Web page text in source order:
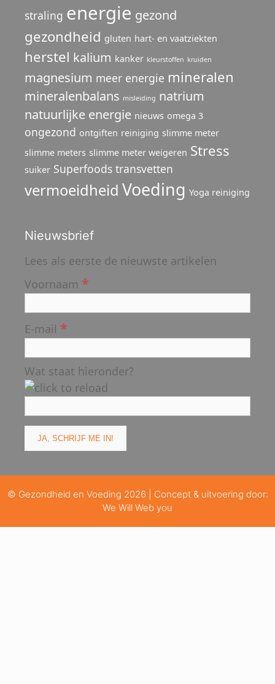
straling energie gezond
gezondheid gluten hart- en vaatziekten
herstel kalium kanker kleurstoffen kruiden
magnesium meer energie mineralen
mineralenbalans misleiding natrium
natuurlijke energie nieuws omega 3
ongezond ontgiften reiniging slimme meter
slimme meters slimme meter weigeren Stress
suiker Superfoods transvetten
vermoeidheid Voeding Yoga reiniging
Nieuwsbrief
Lees als eerste de nieuwste artikelen
Voornaam *
E-mail *
Wat staat hieronder?
© Gezondheid en Voeding 2026 | Concept & uitvoering door:
We Will Web you